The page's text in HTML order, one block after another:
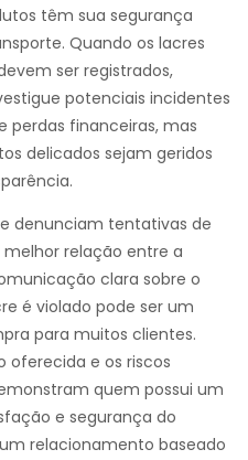
têm sua segurança
Quando os lacres
ser registrados,
potenciais incidentes
perdas financeiras, mas
delicados sejam geridos
denunciam tentativas de
relação entre a
clara sobre o
é violado pode ser um
para muitos clientes.
oferecida e os riscos
quem possui um
e segurança do
relacionamento baseado